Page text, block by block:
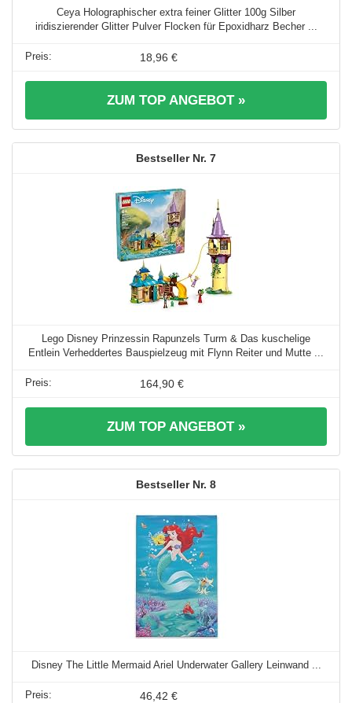
Ceya Holographischer extra feiner Glitter 100g Silber
iridiszierender Glitter Pulver Flocken für Epoxidharz Becher ...
18,96 €
ZUM TOP ANGEBOT »
7
Lego Disney Prinzessin Rapunzels Turm & Das kuschelige
Entlein Verheddertes Bauspielzeug mit Flynn Reiter und Mutte ...
164,90 €
ZUM TOP ANGEBOT »
8
Disney The Little Mermaid Ariel Underwater Gallery Leinwand ...
46,42 €